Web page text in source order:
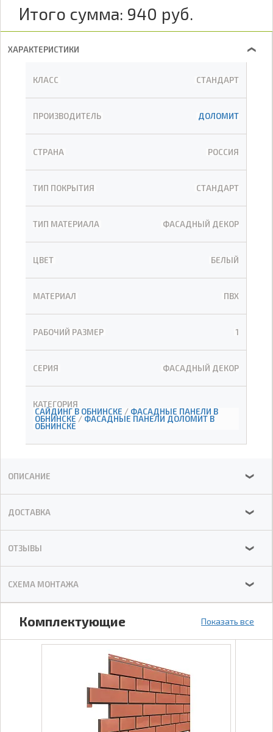
Итого сумма: 940 руб.
ХАРАКТЕРИСТИКИ ❯
КЛАСС СТАНДАРТ
ПРОИЗВОДИТЕЛЬ ДОЛОМИТ
СТРАНА РОССИЯ
ТИП ПОКРЫТИЯ СТАНДАРТ
ТИП МАТЕРИАЛА ФАСАДНЫЙ ДЕКОР
ЦВЕТ БЕЛЫЙ
МАТЕРИАЛ ПВХ
РАБОЧИЙ РАЗМЕР 1
СЕРИЯ ФАСАДНЫЙ ДЕКОР
КАТЕГОРИЯ
САЙДИНГ В ОБНИНСКЕ / ФАСАДНЫЕ ПАНЕЛИ В
ОБНИНСКЕ / ФАСАДНЫЕ ПАНЕЛИ ДОЛОМИТ В
ОБНИНСКЕ
ОПИСАНИЕ ❯
ДОСТАВКА ❯
ОТЗЫВЫ ❯
СХЕМА МОНТАЖА ❯
Комплектующие Показать все